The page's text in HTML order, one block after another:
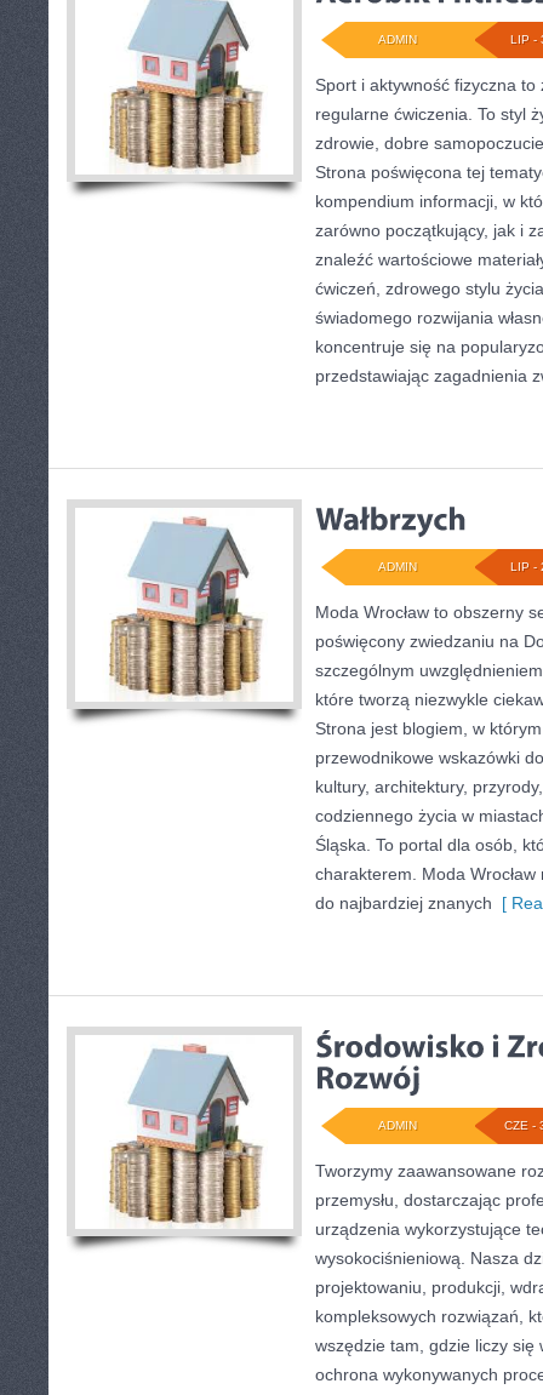
LIP -
ADMIN
Sport i aktywność fizyczna
regularne ćwiczenia. To styl
zdrowie, dobre
Strona poświęcona tej
kompendium informacji, w
zarówno początkujący, jak i
znaleźć wartościowe
ćwiczeń, zdrowego stylu
świadomego rozwijania
koncentruje się na
przedstawiając zagadnienia
LIP -
ADMIN
Moda Wrocław to obszerny
poświęcony zwiedzaniu na
szczególnym
które tworzą niezwykle
Strona jest blogiem, w
przewodnikowe wskazówki
kultury, architektury,
codziennego życia w
Śląska. To portal dla osób,
charakterem. Moda Wrocław
do najbardziej znanych [
CZE -
ADMIN
Tworzymy zaawansowane
przemysłu, dostarczając
urządzenia wykorzystujące
wysokociśnieniową. Nasza
projektowaniu, produkcji,
kompleksowych rozwiązań,
wszędzie tam, gdzie liczy się
ochrona wykonywanych